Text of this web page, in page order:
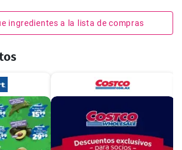
ingredientes a la lista de compras